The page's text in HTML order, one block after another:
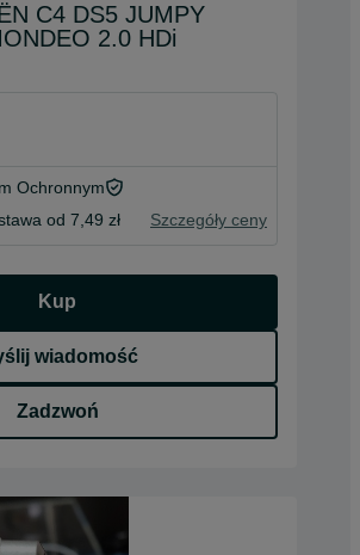
C4 DS5 JUMPY
2.0 HDi
Ochronnym
od 7,49 zł Szczegóły ceny
Kup
wiadomość
Zadzwoń